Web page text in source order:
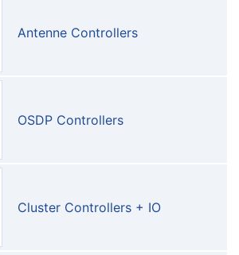
Antenne Controllers
OSDP Controllers
Cluster Controllers + IO